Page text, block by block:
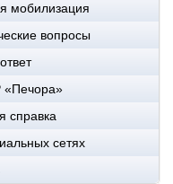
мобилизация
вопросы
справка
сетях